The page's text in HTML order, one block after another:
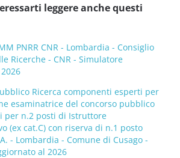
leggere anche questi
PNRR CNR - Lombardia - Consiglio
Ricerche - CNR - Simulatore
Ricerca componenti esperti per
esaminatrice del concorso pubblico
per n.2 posti di Istruttore
(ex cat.C) con riserva di n.1 posto
- Lombardia - Comune di Cusago -
al 2026